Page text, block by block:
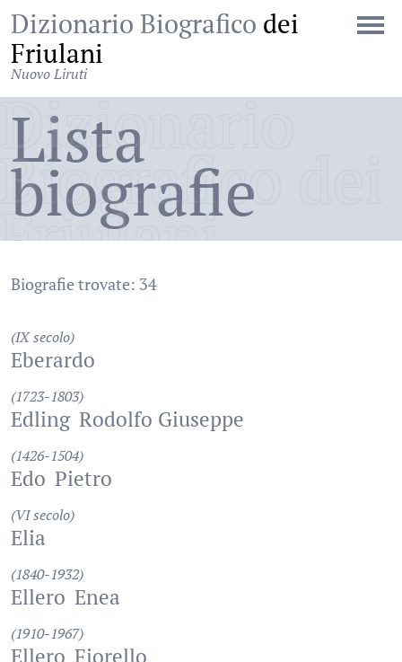
Dizionario Biografico dei
Friulani
Nuovo Liruti
Dizionario
Biografico dei
Friulani
Lista
biografie
Biografie trovate: 34
(IX secolo)
Eberardo
(1723-1803)
Edling Rodolfo Giuseppe
(1426-1504)
Edo Pietro
(VI secolo)
Elia
(1840-1932)
Ellero Enea
(1910-1967)
Ellero Fiorello